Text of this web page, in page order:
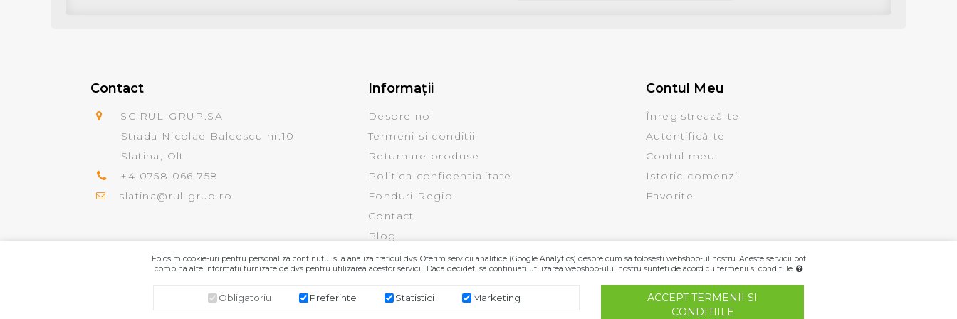
Contact
SC.RUL-GRUP.SA
Strada Nicolae Balcescu nr.10
Slatina, Olt
+4 0758 066 758
slatina@rul-grup.ro
Informaţii
Despre noi
Termeni si conditii
Returnare produse
Politica confidentialitate
Fonduri Regio
Contact
Blog
Contul Meu
Înregistrează-te
Autentifică-te
Contul meu
Istoric comenzi
Favorite
Folosim cookie-uri pentru personaliza continutul si a analiza traficul dvs. Oferim servicii analitice (Google Analytics) despre cum sa folosesti webshop-ul nostru. Aceste servicii pot
combina alte informatii furnizate de dvs pentru utilizarea acestor servicii. Daca decideti sa continuati utilizarea webshop-ului nostru sunteti de acord cu termenii si conditiile.
Obligatoriu Preferinte Statistici Marketing
ACCEPT TERMENII SI
CONDITIILE